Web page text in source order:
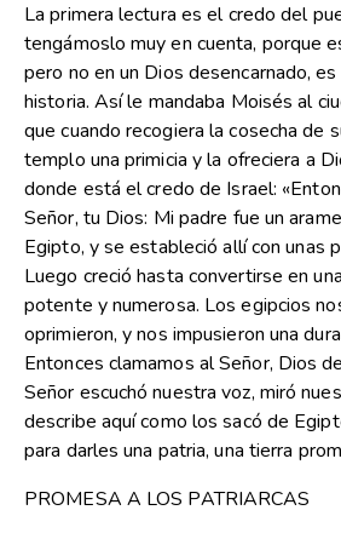
La primera lectura es el credo del
tengámoslo muy en cuenta, porque
pero no en un Dios desencarnado,
historia. Así le mandaba Moisés al
que cuando recogiera la cosecha de
templo una primicia y la ofreciera a
donde está el credo de Israel:
Señor, tu Dios: Mi padre fue un
Egipto, y se estableció allí con unas
Luego creció hasta convertirse en
potente y numerosa. Los egipcios
oprimieron, y nos impusieron una
Entonces clamamos al Señor, Dios
Señor escuchó nuestra voz, miró
describe aquí como los sacó de
para darles una patria, una tierra
PROMESA A LOS PATRIARCAS